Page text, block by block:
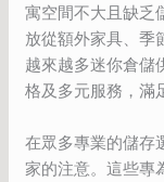
寓空間不大且缺乏
放從額外家具、季
越來越多迷你倉儲
格及多元服務，滿
在眾多專業的儲存
家的注意。這些專